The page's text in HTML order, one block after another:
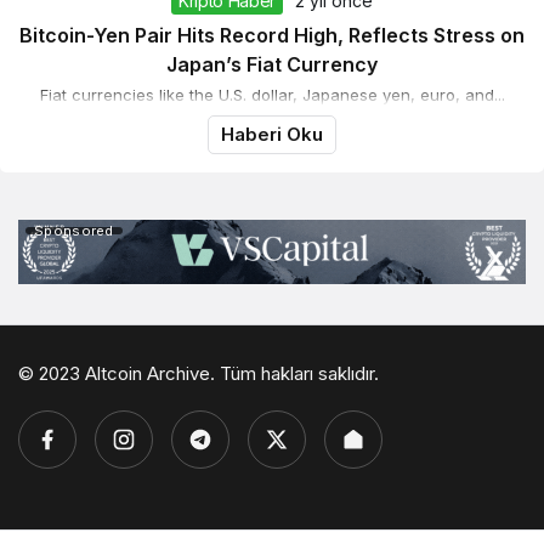
Bitcoin-Yen Pair Hits Record High, Reflects Stress on
Japan’s Fiat Currency
Fiat currencies like the U.S. dollar, Japanese yen, euro, and...
Haberi Oku
Sponsored
© 2023 Altcoin Archive. Tüm hakları saklıdır.